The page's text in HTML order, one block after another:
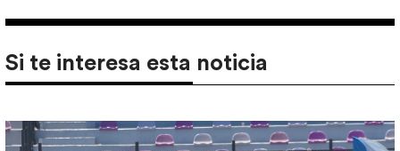
Si te interesa esta noticia